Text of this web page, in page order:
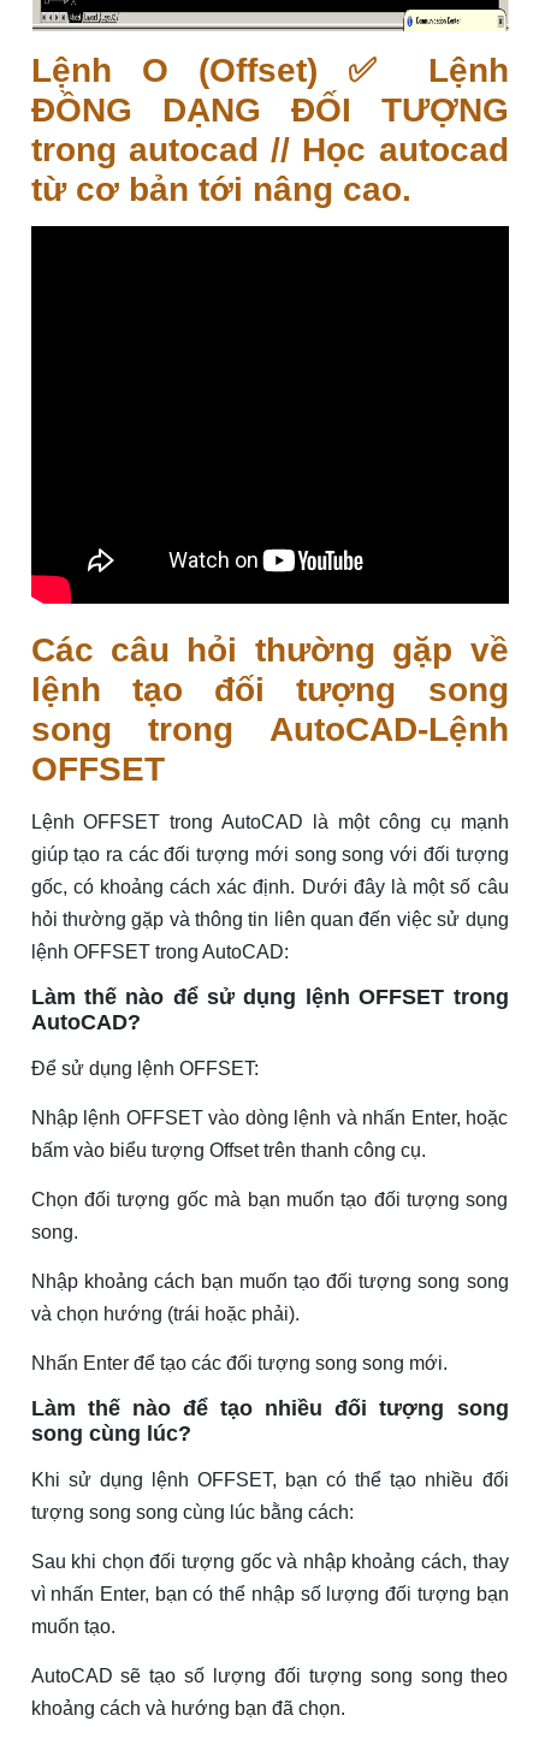
Lệnh O (Offset) ✅ Lệnh
ĐỒNG DẠNG ĐỐI TƯỢNG
trong autocad // Học autocad
từ cơ bản tới nâng cao.
Các câu hỏi thường gặp về
lệnh tạo đối tượng song
song trong AutoCAD-Lệnh
OFFSET
Lệnh OFFSET trong AutoCAD là một công cụ mạnh
giúp tạo ra các đối tượng mới song song với đối tượng
gốc, có khoảng cách xác định. Dưới đây là một số câu
hỏi thường gặp và thông tin liên quan đến việc sử dụng
lệnh OFFSET trong AutoCAD:
Làm thế nào để sử dụng lệnh OFFSET trong
AutoCAD?
Để sử dụng lệnh OFFSET:
Nhập lệnh OFFSET vào dòng lệnh và nhấn Enter, hoặc
bấm vào biểu tượng Offset trên thanh công cụ.
Chọn đối tượng gốc mà bạn muốn tạo đối tượng song
song.
Nhập khoảng cách bạn muốn tạo đối tượng song song
và chọn hướng (trái hoặc phải).
Nhấn Enter để tạo các đối tượng song song mới.
Làm thế nào để tạo nhiều đối tượng song
song cùng lúc?
Khi sử dụng lệnh OFFSET, bạn có thể tạo nhiều đối
tượng song song cùng lúc bằng cách:
Sau khi chọn đối tượng gốc và nhập khoảng cách, thay
vì nhấn Enter, bạn có thể nhập số lượng đối tượng bạn
muốn tạo.
AutoCAD sẽ tạo số lượng đối tượng song song theo
khoảng cách và hướng bạn đã chọn.